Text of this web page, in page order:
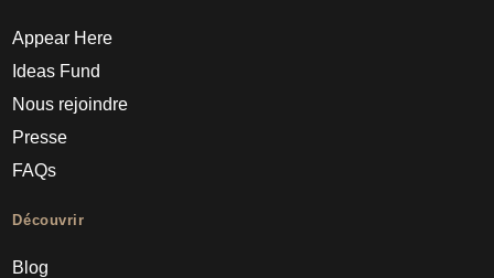
Appear Here
Ideas Fund
Nous rejoindre
Presse
FAQs
Découvrir
Blog